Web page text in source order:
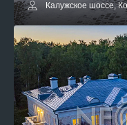
Калужское шоссе,